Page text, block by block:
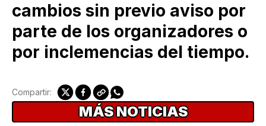
cambios sin previo aviso por
parte de los organizadores o
por inclemencias del tiempo.
Compartir:
MÁS NOTICIAS